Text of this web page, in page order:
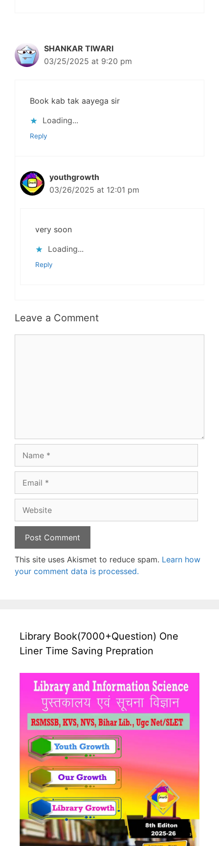
SHANKAR TIWARI
03/25/2025 at 9:20 pm
Book kab tak aayega sir
Loading...
Reply
youthgrowth
03/26/2025 at 12:01 pm
very soon
Loading...
Reply
Leave a Comment
This site uses Akismet to reduce spam. Learn how
your comment data is processed.
Library Book(7000+Question) One
Liner Time Saving Prepration